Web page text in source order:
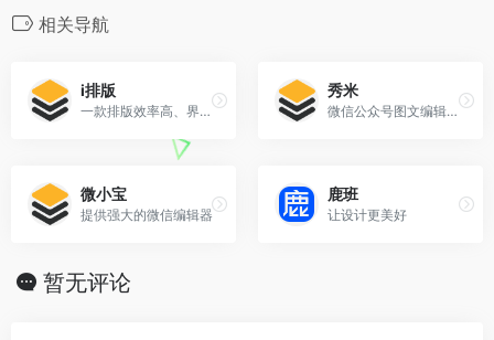
相关导航
i排版
一款排版效率高、界面简洁、样式原创设计的微信排版工具
秀米
微信公众号图文编辑器和H5在线制作工具
微小宝
提供强大的微信编辑器
鹿班
让设计更美好
暂无评论